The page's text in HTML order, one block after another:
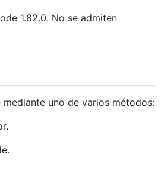
1.82.0. No se admiten
uno de varios métodos: